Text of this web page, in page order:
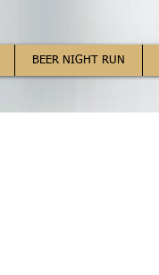
BEER NIGHT RUN